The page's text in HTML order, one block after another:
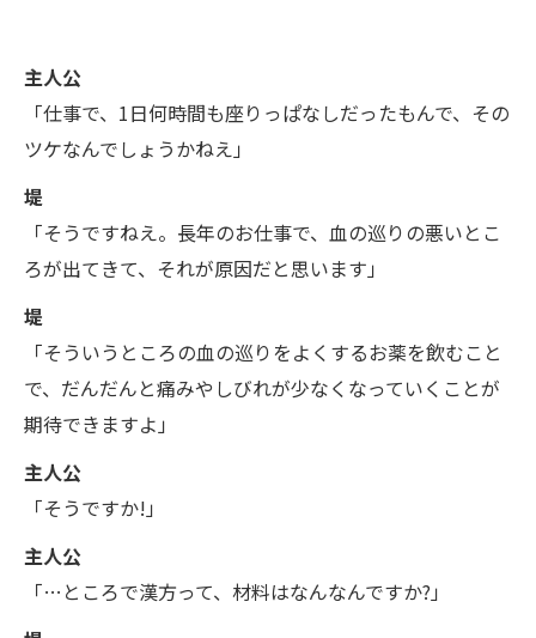
主人公
「仕事で、1日何時間も座りっぱなしだったもんで、その
ツケなんでしょうかねえ」
堤
「そうですねえ。長年のお仕事で、血の巡りの悪いとこ
ろが出てきて、それが原因だと思います」
堤
「そういうところの血の巡りをよくするお薬を飲むこと
で、だんだんと痛みやしびれが少なくなっていくことが
期待できますよ」
主人公
「そうですか!」
主人公
「…ところで漢方って、材料はなんなんですか?」